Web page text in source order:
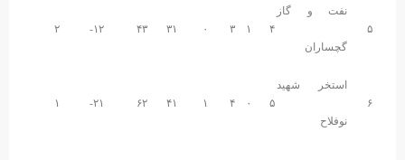
۵
نفت و گاز
گچساران
۴ ۳ ۳۱ ۴۳ ۱۲- ۲
۶
استخر شهید
نوفلاح
۵ ۴ ۴۱ ۶۲ ۲۱-